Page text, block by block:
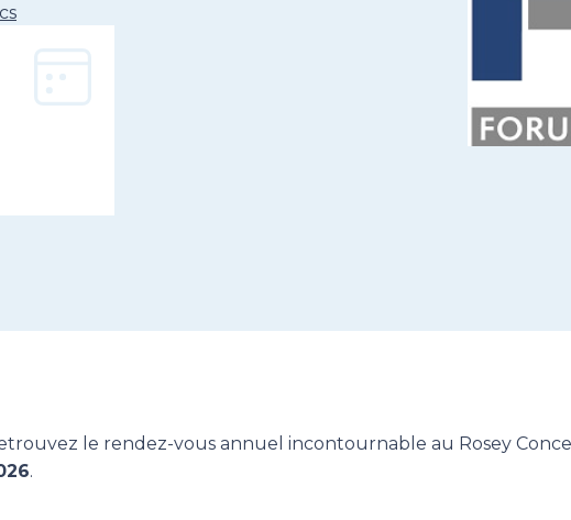
le rendez-vous annuel incontournable au Rosey
.